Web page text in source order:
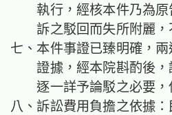
執行，經核本件乃為
訴之駁回而失所附麗，
七、本件事證已臻明確，
證據，經本院斟酌後
逐一詳予論駁之必要，
八、訴訟費用負擔之依據